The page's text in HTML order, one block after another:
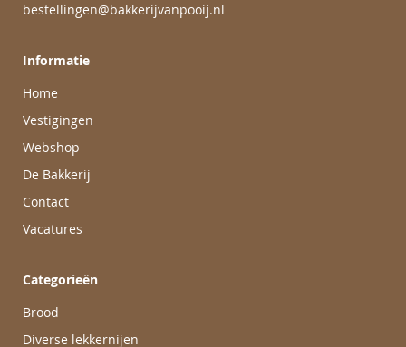
bestellingen@bakkerijvanpooij.nl
Informatie
Home
Vestigingen
Webshop
De Bakkerij
Contact
Vacatures
Categorieën
Brood
Diverse lekkernijen